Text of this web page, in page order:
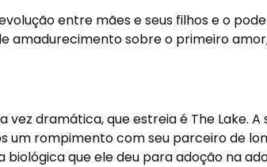
entre mães e seus filhos e o
amadurecimento sobre o primeiro
vez dramática, que estreia é The Lake.
um rompimento com seu parceiro de
que ele deu para adoção na